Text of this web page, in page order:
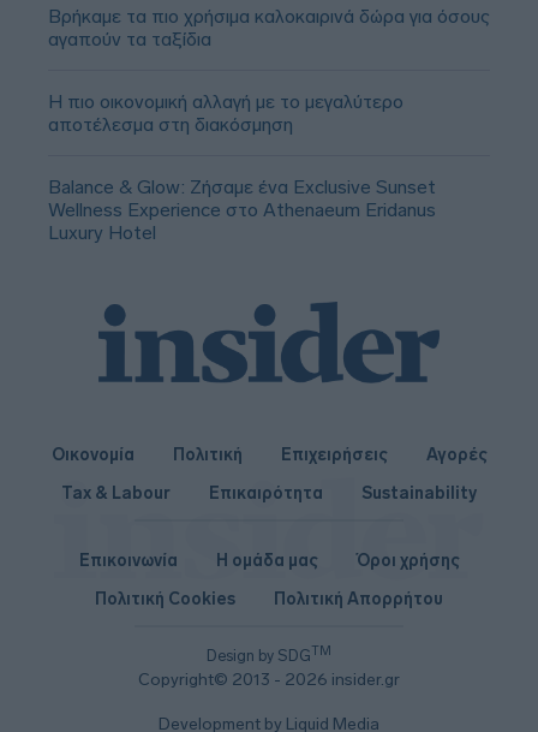
Βρήκαμε τα πιο χρήσιμα καλοκαιρινά δώρα για όσους
αγαπούν τα ταξίδια
Η πιο οικονομική αλλαγή με το μεγαλύτερο
αποτέλεσμα στη διακόσμηση
Balance & Glow: Ζήσαμε ένα Exclusive Sunset
Wellness Experience στο Athenaeum Eridanus
Luxury Hotel
Οικονομία Πολιτική Επιχειρήσεις
Αγορές
Tax & Labour
Επικαιρότητα Sustainability
Design by SDGTM
Copyright© 2013 - 2026 insider.gr
Επικοινωνία Η ομάδα μας
Όροι χρήσης
Πολιτική Cookies
Πολιτική Απορρήτου
Development by Liquid Media